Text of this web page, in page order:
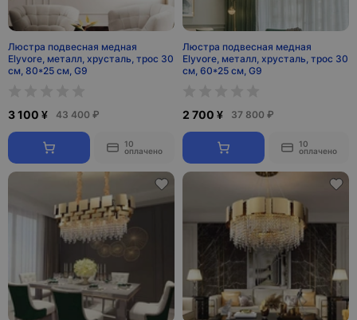
Люстра подвесная медная
Elyvore, металл, хрусталь, трос 30
см, 80*25 см, G9
3 100 ¥ 43 400 ₽
10
оплачено
Люстра подвесная медная
Elyvore, металл, хрусталь, трос 30
см, 60*25 см, G9
2 700 ¥ 37 800 ₽
10
оплачено